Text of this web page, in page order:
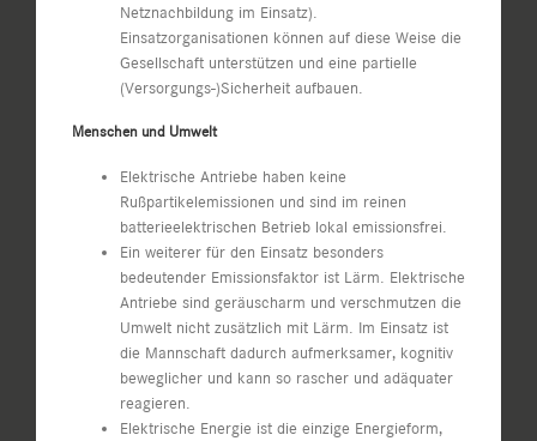
Netznachbildung im Einsatz).
Einsatzorganisationen können auf diese Weise die
Gesellschaft unterstützen und eine partielle
(Versorgungs-)Sicherheit aufbauen.
Menschen und Umwelt
Elektrische Antriebe haben keine
Rußpartikelemissionen und sind im reinen
batterieelektrischen Betrieb lokal emissionsfrei.
Ein weiterer für den Einsatz besonders
bedeutender Emissionsfaktor ist Lärm. Elektrische
Antriebe sind geräuscharm und verschmutzen die
Umwelt nicht zusätzlich mit Lärm. Im Einsatz ist
die Mannschaft dadurch aufmerksamer, kognitiv
beweglicher und kann so rascher und adäquater
reagieren.
Elektrische Energie ist die einzige Energieform,